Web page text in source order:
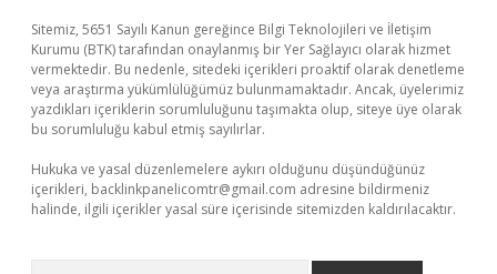
Sitemiz, 5651 Sayılı Kanun gereğince Bilgi Teknolojileri ve İletişim
Kurumu (BTK) tarafından onaylanmış bir Yer Sağlayıcı olarak hizmet
vermektedir. Bu nedenle, sitedeki içerikleri proaktif olarak denetleme
veya araştırma yükümlülüğümüz bulunmamaktadır. Ancak, üyelerimiz
yazdıkları içeriklerin sorumluluğunu taşımakta olup, siteye üye olarak
bu sorumluluğu kabul etmiş sayılırlar.
Hukuka ve yasal düzenlemelere aykırı olduğunu düşündüğünüz
içerikleri, backlinkpanelicomtr@gmail.com adresine bildirmeniz
halinde, ilgili içerikler yasal süre içerisinde sitemizden kaldırılacaktır.